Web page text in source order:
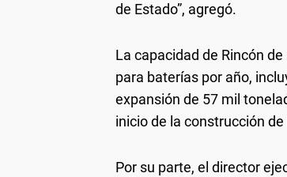
de Estado”, agregó.
La capacidad de Rincón
para baterías por año,
expansión de 57 mil
inicio de la construcción
Por su parte, el director